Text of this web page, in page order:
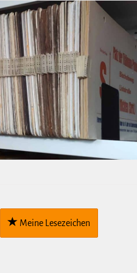
Meine Lese­zei­chen